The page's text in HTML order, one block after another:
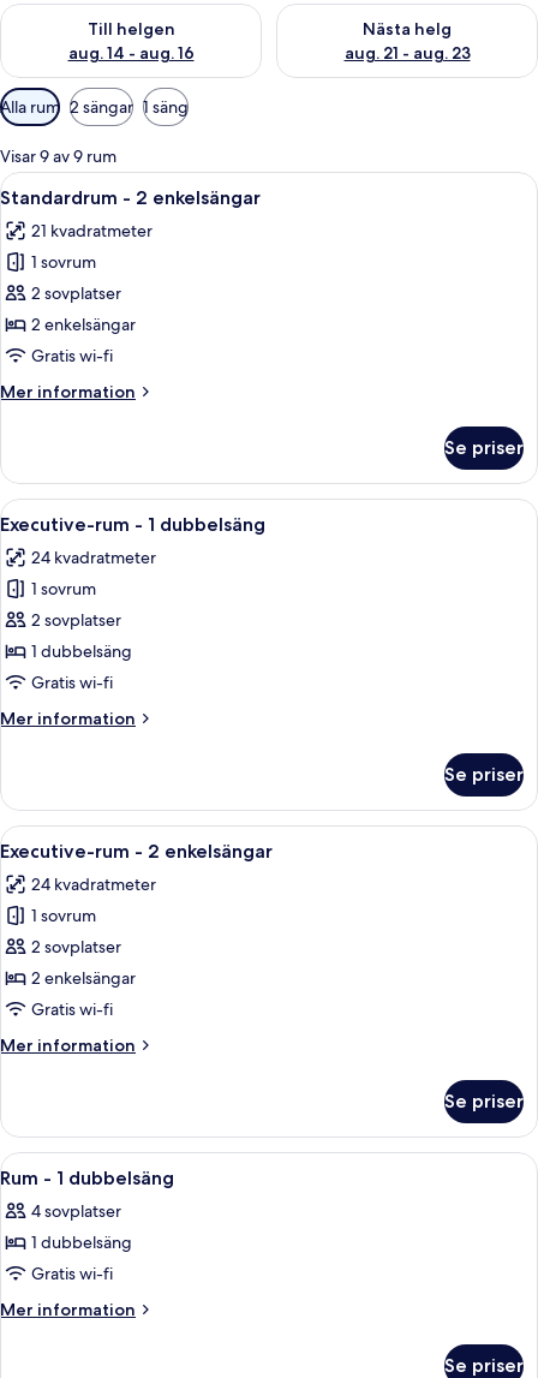
Till helgen
aug. 14 - aug. 16
Kontrollera tillgängligheten för den här helgen aug. 14 - aug.
Nästa helg
aug. 21 - aug. 23
Kontrollera tillgängligheten
Tillgängliga
filter
för
rum
Alla rum 2 sängar 1 säng
Visar 9 av 9 rum
Öppna
alla
foton
för
Standardrum
-
2
Ett hotellrum med två sängar, ett
6
Standardrum - 2 enkelsängar
21 kvadratmeter
1 sovrum
2 sovplatser
2 enkelsängar
Gratis wi-fi
Mer information
Mer
-
enkelsängar
Se priser
Öppna
alla
foton
för
Executive-
rum
-
dubbelsäng
Ett hotellrum med en säng, ett
4
Executive-rum - 1 dubbelsäng
24 kvadratmeter
1 sovrum
2 sovplatser
1 dubbelsäng
Gratis wi-fi
Mer information
Mer
rum
1
Se priser
Öppna
alla
foton
för
Executive-
rum
-
enkelsängar
Ett hotellrum med en säng, ett
5
Executive-rum - 2 enkelsängar
24 kvadratmeter
1 sovrum
2 sovplatser
2 enkelsängar
Gratis wi-fi
Mer information
Mer
rum
2
Se priser
Öppna
alla
foton
för
Rum
-
Ett modernt hotellrum med en
4
Rum - 1 dubbelsäng
4 sovplatser
1 dubbelsäng
Gratis wi-fi
Mer information
Mer
Se priser